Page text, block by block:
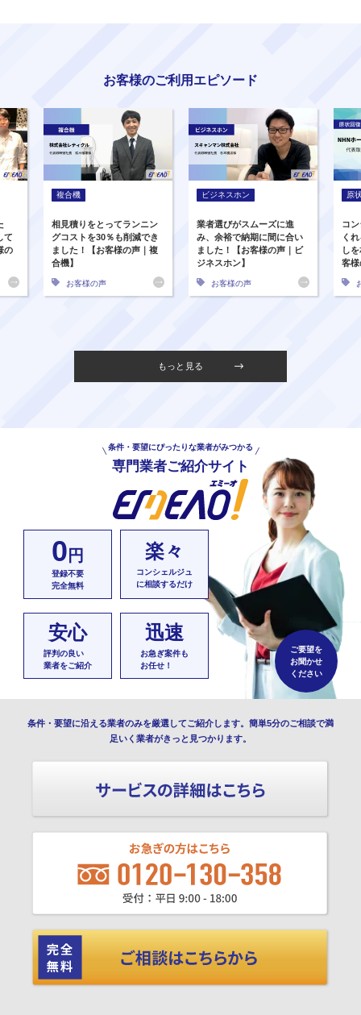
お客様のご利用エピソード
て
の
複合機
相見積りをとってランニン
グコストを30％も削減でき
ました！【お客様の声｜複
合機】
お客様の声
ビジネスホン
業者選びがスムーズに進
み、余裕で納期に間に合い
ました！【お客様の声｜ビ
ジネスホン】
お客様の声
原
コ
く
し
客
もっと見る
条件・要望にぴったりな業者がみつかる
専門業者ご紹介サイト
0 円
登録不要
完全無料
楽々
コンシェルジュ
に相談するだけ
安心
評判の良い
業者をご紹介
迅速
お急ぎ案件も
お任せ！
ご要望を
お聞かせ
ください
条件・要望に沿える業者のみを厳選してご紹介します。簡単5分のご相談で満
足いく業者がきっと見つかります。